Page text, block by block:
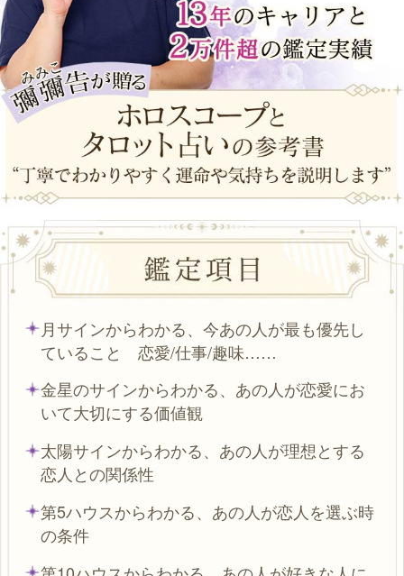
月サインからわかる、今あの人が最も優先し
ていること 恋愛/仕事/趣味……
金星のサインからわかる、あの人が恋愛にお
いて大切にする価値観
太陽サインからわかる、あの人が理想とする
恋人との関係性
第5ハウスからわかる、あの人が恋人を選ぶ時
の条件